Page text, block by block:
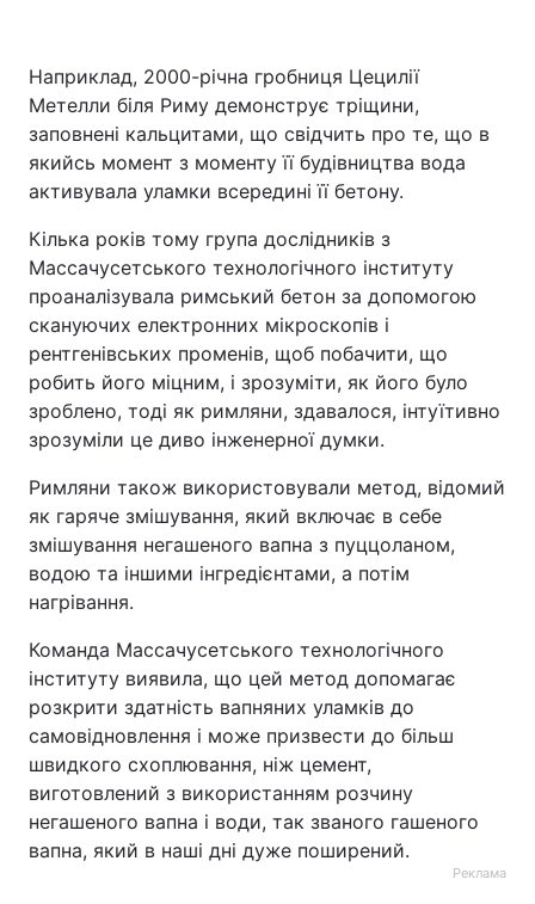
Наприклад, 2000-річна гробниця Цецилії
Метелли біля Риму демонструє тріщини,
заповнені кальцитами, що свідчить про те, що в
якийсь момент з моменту її будівництва вода
активувала уламки всередині її бетону.
Кілька років тому група дослідників з
Массачусетського технологічного інституту
проаналізувала римський бетон за допомогою
скануючих електронних мікроскопів і
рентгенівських променів, щоб побачити, що
робить його міцним, і зрозуміти, як його було
зроблено, тоді як римляни, здавалося, інтуїтивно
зрозуміли це диво інженерної думки.
Римляни також використовували метод, відомий
як гаряче змішування, який включає в себе
змішування негашеного вапна з пуццоланом,
водою та іншими інгредієнтами, а потім
нагрівання.
Команда Массачусетського технологічного
інституту виявила, що цей метод допомагає
розкрити здатність вапняних уламків до
самовідновлення і може призвести до більш
швидкого схоплювання, ніж цемент,
виготовлений з використанням розчину
негашеного вапна і води, так званого гашеного
вапна, який в наші дні дуже поширений.
Реклама